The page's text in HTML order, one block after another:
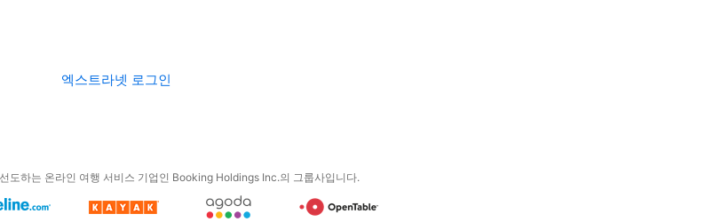
엑스트라넷 로그인
도하는 온라인 여행 서비스 기업인 Booking Holdings Inc.의 그룹사입니다.